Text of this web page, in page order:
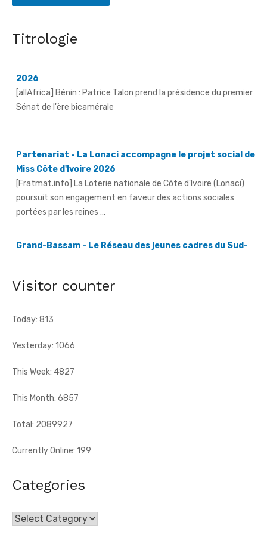
Titrologie
2026
[allAfrica] Bénin : Patrice Talon prend la présidence du premier
Partenariat - La Lonaci accompagne le projet social de
poursuit son engagement en faveur des actions sociales
portées par les reines ...
Grand-Bassam - Le Réseau des jeunes cadres du Sud-
Comoé offre du matériel médical à 4 structures
[Fratmat.info] Le Réseau des jeunes cadres du Sud-Comoé,
Visitor counter
Today: 813
Yesterday: 1066
This Week: 4827
This Month: 6857
Total: 2089927
Currently Online: 199
Categories
Categories